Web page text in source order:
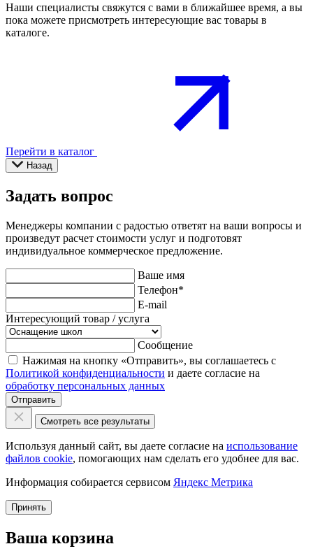
Наши специалисты свяжутся с вами в ближайшее время, а вы
пока можете присмотреть интересующие вас товары в
каталоге.
Перейти в каталог
Назад
Задать вопрос
Менеджеры компании с радостью ответят на ваши вопросы и
произведут расчет стоимости услуг и подготовят
индивидуальное коммерческое предложение.
Ваше имя
Телефон*
E-mail
Интересующий товар / услуга
Сообщение
Нажимая на кнопку «Отправить», вы соглашаетесь с
Политикой конфиденциальности и даете согласие на
обработку персональных данных
Отправить
Смотреть все результаты
Используя данный сайт, вы даете согласие на использование
файлов cookie, помогающих нам сделать его удобнее для вас.
Информация собирается сервисом Яндекс Метрика
Принять
Ваша корзина